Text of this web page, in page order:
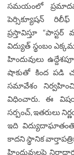
స‌మ‌యంలో
పెర్సిక్యూషన్
ప్రస్తావిస్తూ
విద్యుత్ స్థంబం
హిందువులు
షాకుతో కింద ప‌డి
సమావేశం
విధించారు. ఈ
సర్పంచ్, ఇతరులు
ఇది
కాదని స్థానిక
హిందువుల‌పై